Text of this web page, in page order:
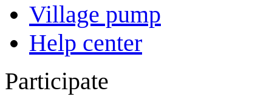
Village pump
Help center
Participate